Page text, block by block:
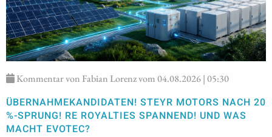
Kommentar von Fabian Lorenz vom 04.08.2026 | 05:30
ÜBERNAHMEKANDIDATEN! STEYR MOTORS NACH 20
%-SPRUNG! RE ROYALTIES SPANNEND! UND WAS
MACHT EVOTEC?